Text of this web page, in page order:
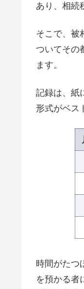
あり、相続
そこで、被
ついてその
ます。
記録は、紙
形式がベス
時間がたつ
を預かる者